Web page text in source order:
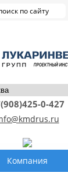
0-427
Компания